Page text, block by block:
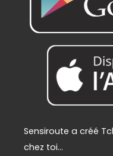
2
4
9
,
0
€
.
Sensiroute a créé
chez toi...